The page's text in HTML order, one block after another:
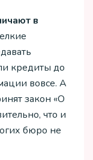
в
кредиты до
вовсе. А
закон «О
что и
бюро не